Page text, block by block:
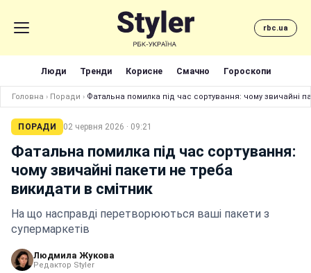
rbc.ua
Люди Тренди Корисне Смачно Гороскопи
Головна › Поради › Фатальна помилка під час сортування: чому звичайні
ПОРАДИ 02 червня 2026 · 09:21
Фатальна помилка під час сортування:
чому звичайні пакети не треба
викидати в смітник
На що насправді перетворюються ваші пакети з
супермаркетів
Людмила Жукова
Редактор Styler